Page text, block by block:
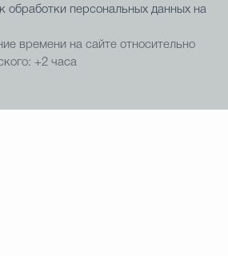
обработки персональных данных на
времени на сайте относительно
+2 часа